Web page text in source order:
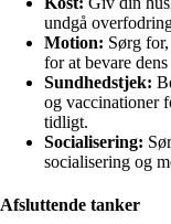
undgå
Motion: Sørg
for at bevare
Sundhedstjek:
og vaccinationer
tidligt.
Socialisering:
socialisering og
Afsluttende tanker